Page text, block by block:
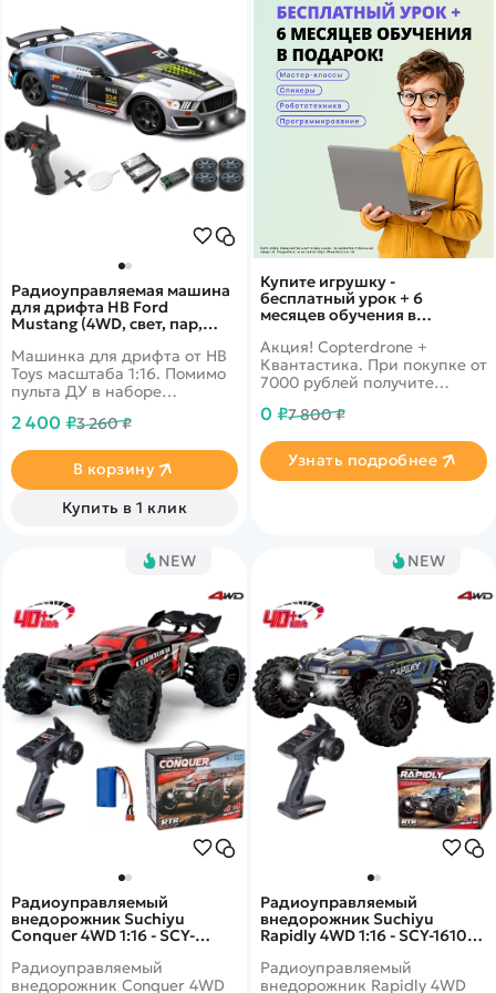
Купите игрушку -
бесплатный урок + 6
месяцев обучения в
Акция! Copterdrone +
Квантастика. При покупке от
7000 рублей получите
нашего партнера
0 ₽7 800 ₽
Узнать подробнее
Радиоуправляемая машина
для дрифта HB Ford
Mustang (4WD, свет, пар,
Машинка для дрифта от HB
Toys масштаба 1:16. Помимо
пульта ДУ в наборе
колеса, ключ для смены
и аккумулятор. Из
выхлопной трубы можно
активировать спрей-пар, а
фары светятся во время
2 400 ₽3 260 ₽
В корзину
Купить в 1 клик
NEW
Радиоуправляемый
внедорожник Suchiyu
Conquer 4WD 1:16 - SCY-
Радиоуправляемый
внедорожник Conquer 4WD
NEW
Радиоуправляемый
внедорожник Suchiyu
Rapidly 4WD 1:16 - SCY-16101-
Радиоуправляемый
внедорожник Rapidly 4WD